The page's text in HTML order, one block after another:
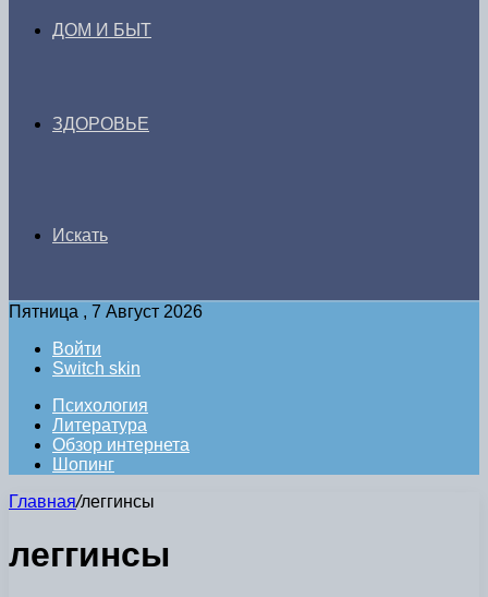
ДОМ И БЫТ
ЗДОРОВЬЕ
Искать
Пятница , 7 Август 2026
Войти
Switch skin
Психология
Литература
Обзор интернета
Шопинг
Главная/леггинсы
леггинсы